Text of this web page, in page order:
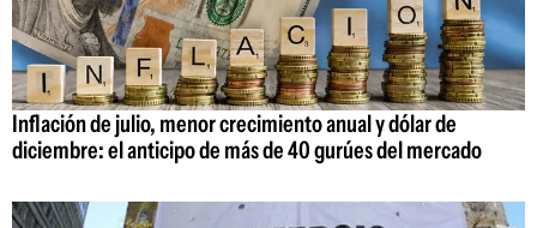
Inflación de julio, menor crecimiento anual y dólar de
diciembre: el anticipo de más de 40 gurúes del mercado